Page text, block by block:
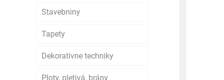
Stavebniny
Tapety
Dekoratívne techniky
Ploty, pletivá, brány